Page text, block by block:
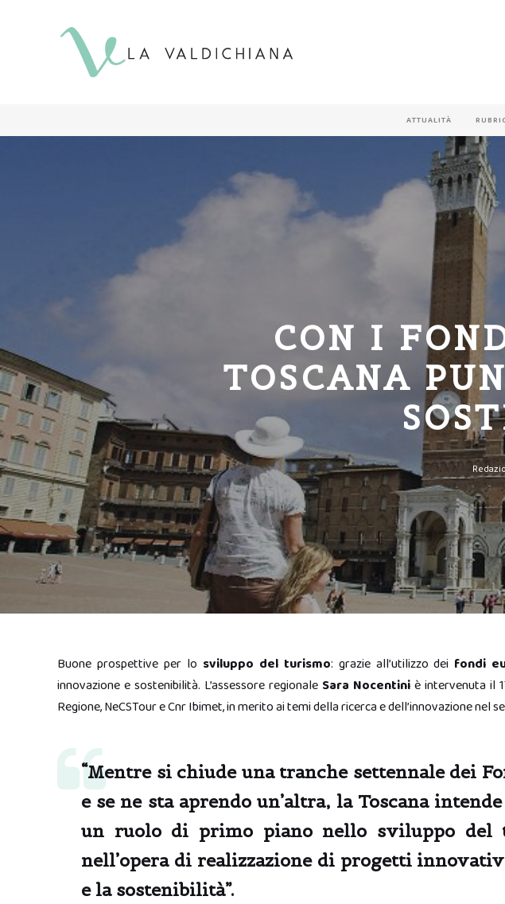
ATTUALITÀ
CON I
TOSCANA
Buone prospettive per lo sviluppo del turismo: grazie all’utilizzo dei fondi
innovazione e sostenibilità. L’assessore regionale Sara Nocentini è intervenuta il
Regione, NeCSTour e Cnr Ibimet, in merito ai temi della ricerca e dell’innovazione nel
“Mentre si chiude una tranche settennale dei
e se ne sta aprendo un’altra, la Toscana
un ruolo di primo piano nello sviluppo del
nell’opera di realizzazione di progetti
e la sostenibilità”.